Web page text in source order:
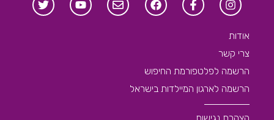
אודות
צרי קשר
הרשמה לפלטפורמת החיפוש
הרשמה לארגון המיילדות בישראל